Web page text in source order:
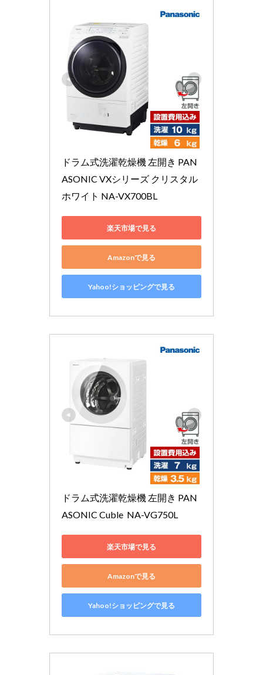
ドラム式洗濯乾燥機 左開き PAN
ASONIC VXシリーズ クリスタル
ホワイト NA-VX700BL
楽天市場で見る
Amazonで見る
Yahoo!ショッピングで見る
ドラム式洗濯乾燥機 左開き PAN
ASONIC Cuble  NA-VG750L
楽天市場で見る
Amazonで見る
Yahoo!ショッピングで見る